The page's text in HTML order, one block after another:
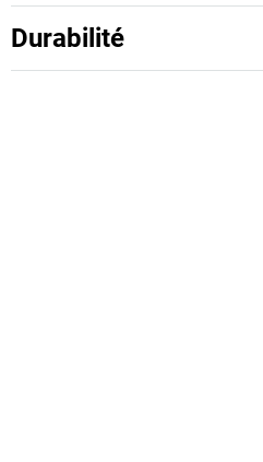
Durabilité